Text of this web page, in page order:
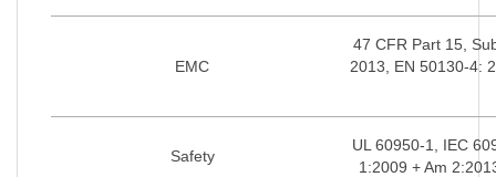
EMC
47 CFR Part 15,
2013, EN 50130-4:
Safety
UL 60950-1, IEC
1:2009 + Am